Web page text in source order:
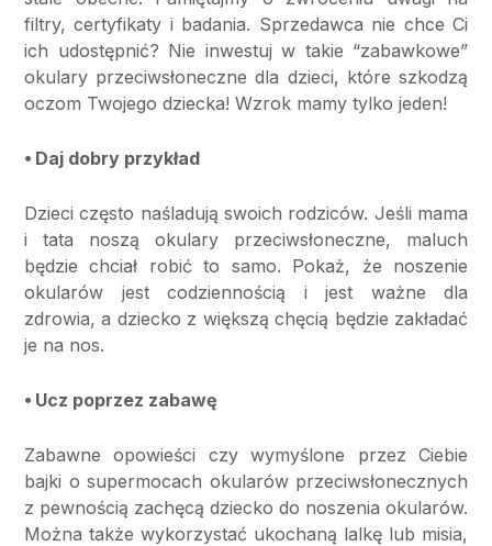
filtry, certyfikaty i badania. Sprzedawca nie chce Ci
ich udostępnić? Nie inwestuj w takie “zabawkowe”
okulary przeciwsłoneczne dla dzieci, które szkodzą
oczom Twojego dziecka! Wzrok mamy tylko jeden!
⦁ Daj dobry przykład
Dzieci często naśladują swoich rodziców. Jeśli mama
i tata noszą okulary przeciwsłoneczne, maluch
będzie chciał robić to samo. Pokaż, że noszenie
okularów jest codziennością i jest ważne dla
zdrowia, a dziecko z większą chęcią będzie zakładać
je na nos.
⦁ Ucz poprzez zabawę
Zabawne opowieści czy wymyślone przez Ciebie
bajki o supermocach okularów przeciwsłonecznych
z pewnością zachęcą dziecko do noszenia okularów.
Można także wykorzystać ukochaną lalkę lub misia,